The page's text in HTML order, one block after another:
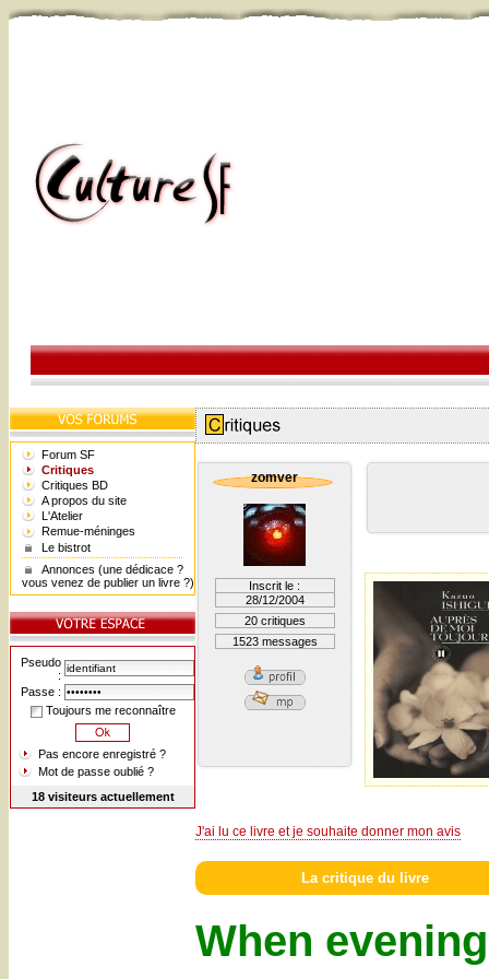
Forum SF
Critiques
Critiques BD
A propos du site
L'Atelier
Remue-méninges
Le bistrot
Annonces (une dédicace ?
vous venez de publier un livre ?)
Pseudo
:
Passe :
Toujours me reconnaître
Pas encore enregistré ?
Mot de passe oublié ?
18 visiteurs actuellement
zomver
Inscrit le :
28/12/2004
20 critiques
1523 messages
J'ai lu ce livre et je souhaite donner mon avis
La critique du livre
When